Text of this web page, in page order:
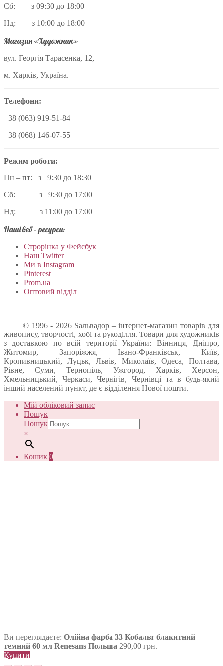
Сб: з 09:30 до 18:00
Нд: з 10:00 до 18:00
Магазин «Художник»
вул. Георгія Тарасенка, 12,
м. Харків, Україна.
Телефони:
+38 (063) 919-51-84
+38 (068) 146-07-55
Режим роботи:
Пн – пт: з 9:30 до 18:30
Сб: з 9:30 до 17:00
Нд: з 11:00 до 17:00
Наші веб – ресурси:
Строрінка у Фейсбук
Наш Twitter
Ми в Instagram
Pinterest
Prom.ua
Оптовий відділ
© 1996 - 2026 Sальвадор – інтернет-магазин товарів для
живопису, творчості, хобі та рукоділля. Товари для художників
з доставкою по всій території України: Вінниця, Дніпро,
Житомир, Запоріжжя, Івано-Франківськ, Київ,
Кропивницький, Луцьк, Львів, Миколаїв, Одеса, Полтава,
Рівне, Суми, Тернопіль, Ужгород, Харків, Херсон,
Хмельницький, Черкаси, Чернігів, Чернівці та в будь-який
інший населений пункт, де є відділення Нової пошти.
Мій обліковий запис
Пошук
Пошук
×
Кошик 0
Ви переглядаєте: Олійна фарба 33 Кобальт блакитний
темний 60 мл Renesans Польша 290,00 грн.
Купити